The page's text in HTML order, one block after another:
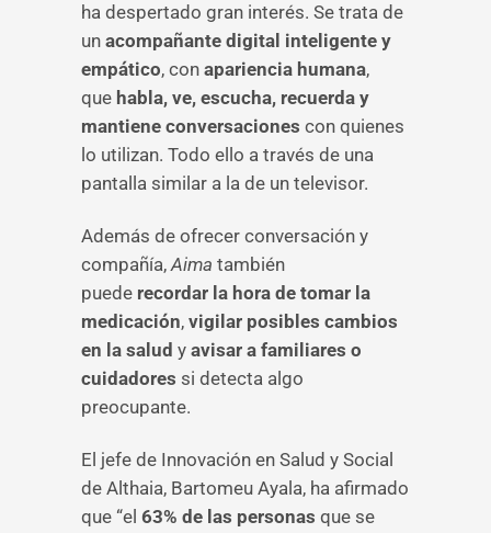
ha despertado gran interés. Se trata de
un acompañante digital inteligente y
empático, con apariencia humana,
que habla, ve, escucha, recuerda y
mantiene conversaciones con quienes
lo utilizan. Todo ello a través de una
pantalla similar a la de un televisor.
Además de ofrecer conversación y
compañía,Aima también
puede recordar la hora de tomar la
medicación, vigilar posibles cambios
en la salud y avisar a familiares o
cuidadores si detecta algo
preocupante.
El jefe de Innovación en Salud y Social
de Althaia, Bartomeu Ayala, ha afirmado
que “el 63% de las personas que se